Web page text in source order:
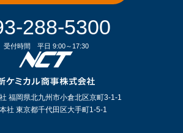
288-5300
受付時間 平日 9:00～17:30
福岡県北九州市小倉北区京町3-1-1
社 東京都千代田区大手町1-5-1